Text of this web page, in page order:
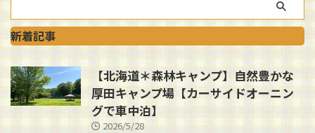
新着記事
【北海道＊森林キャンプ】自然豊かな
厚田キャンプ場【カーサイドオーニン
グで車中泊】
2026/5/28